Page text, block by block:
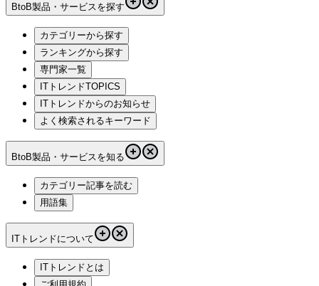
BtoB製品・サービスを探す
カテゴリーから探す
ランキングから探す
専門家一覧
ITトレンドTOPICS
ITトレンドからのお知らせ
よく検索されるキーワード
BtoB製品・サービスを知る
カテゴリー記事を読む
用語集
ITトレンドについて
ITトレンドとは